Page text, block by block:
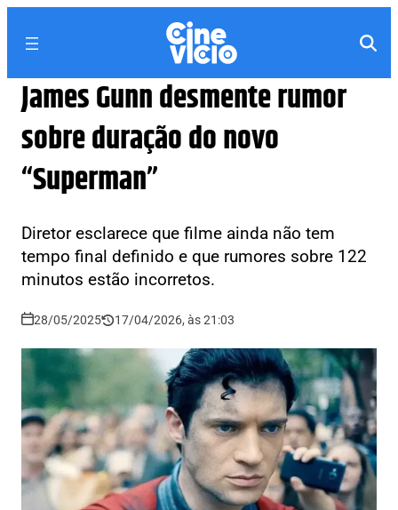
James Gunn desmente rumor
sobre duração do novo
“Superman”
Diretor esclarece que filme ainda não tem
tempo final definido e que rumores sobre 122
minutos estão incorretos.
28/05/2025 17/04/2026, às 21:03